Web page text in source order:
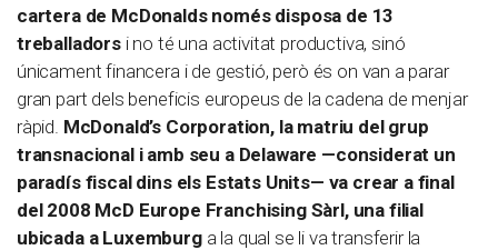
cartera de McDonalds només disposa de 13
treballadorsi no té una activitat productiva, sinó
únicament financera i de gestió, però és on van a parar
gran part dels beneficis europeus de la cadena de menjar
ràpid. McDonald’s Corporation, la matriu del grup
transnacional i amb seu a Delaware —considerat un
paradís fiscal dins els Estats Units— va crear a final
del 2008 McD Europe Franchising Sàrl, una filial
ubicada a Luxemburga la qual se li va transferir la